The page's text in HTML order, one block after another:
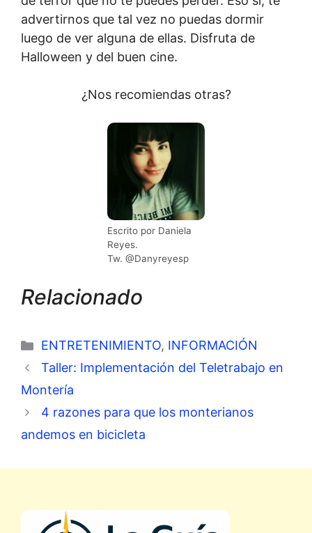
advertirnos que tal vez no puedas dormir
luego de ver alguna de ellas. Disfruta de
Halloween y del buen cine.
¿Nos recomiendas otras?
Escrito por Daniela
Reyes.
Tw. @Danyreyesp
Relacionado
Categorías
ENTRETENIMIENTO, INFORMACIÓN
Taller: Implementación del Teletrabajo en
Montería
4 razones para que los monterianos
andemos en bicicleta